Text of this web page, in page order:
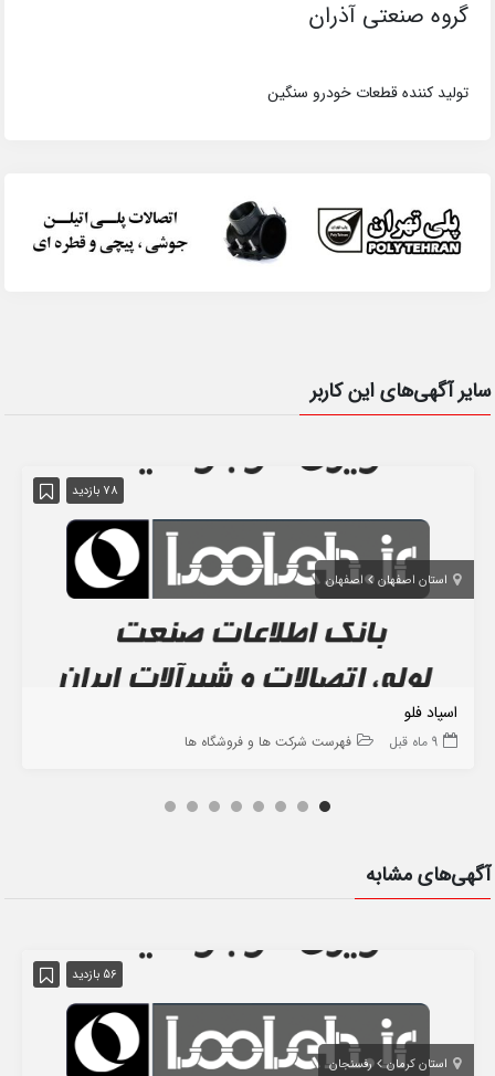
گروه صنعتی آذران
تولید کننده قطعات خودرو سنگین
سایر آگهی‌های این کاربر
78 بازدید
استان اصفهان اصفهان
اسپاد فلو
9 ماه قبل فهرست شرکت ها و فروشگاه ها
آگهی‌های مشابه
56 بازدید
استان کرمان رفسنجان